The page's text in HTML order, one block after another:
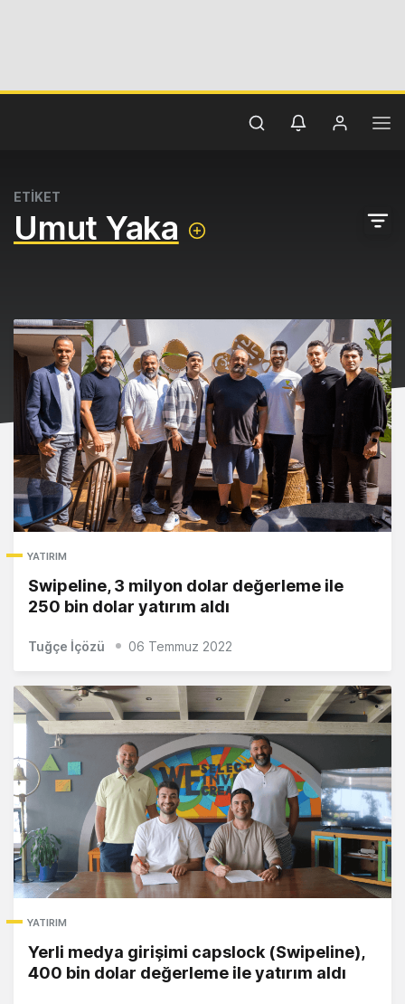
ETİKET
Umut Yaka
YATIRIM
Swipeline, 3 milyon dolar değerleme ile
250 bin dolar yatırım aldı
Tuğçe İçözü 06 Temmuz 2022
YATIRIM
Yerli medya girişimi capslock (Swipeline),
400 bin dolar değerleme ile yatırım aldı